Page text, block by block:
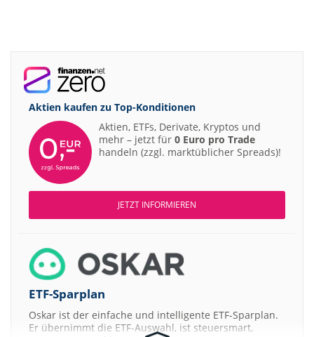
Aktien kaufen zu Top-Konditionen
Aktien, ETFs, Derivate, Kryptos und
mehr – jetzt für 0 Euro pro Trade
handeln (zzgl. marktüblicher Spreads)!
JETZT INFORMIEREN
ETF-Sparplan
Oskar ist der einfache und intelligente ETF-Sparplan.
Er übernimmt die ETF-Auswahl, ist steuersmart,